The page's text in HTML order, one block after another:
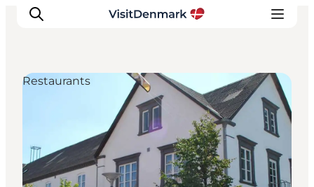
Bestemmingen
Wat te doen
Accommodaties
Restaurants